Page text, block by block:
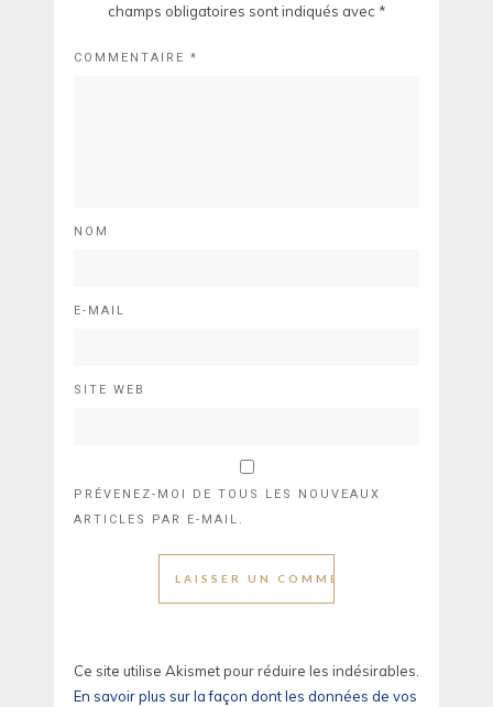
champs obligatoires sont indiqués avec *
COMMENTAIRE *
NOM
E-MAIL
SITE WEB
PRÉVENEZ-MOI DE TOUS LES NOUVEAUX
ARTICLES PAR E-MAIL.
Ce site utilise Akismet pour réduire les indésirables.
En savoir plus sur la façon dont les données de vos